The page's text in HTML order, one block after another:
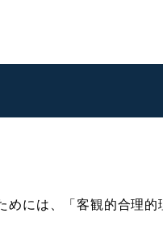
には、「客観的合理